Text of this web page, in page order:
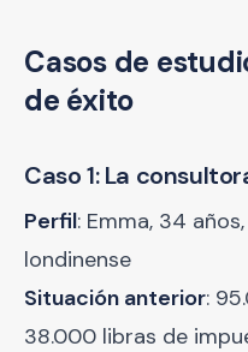
Casos de
de éxito
Caso 1: La
Perfil: Emma, 34
londinense
Situación anterior:
38.000 libras de